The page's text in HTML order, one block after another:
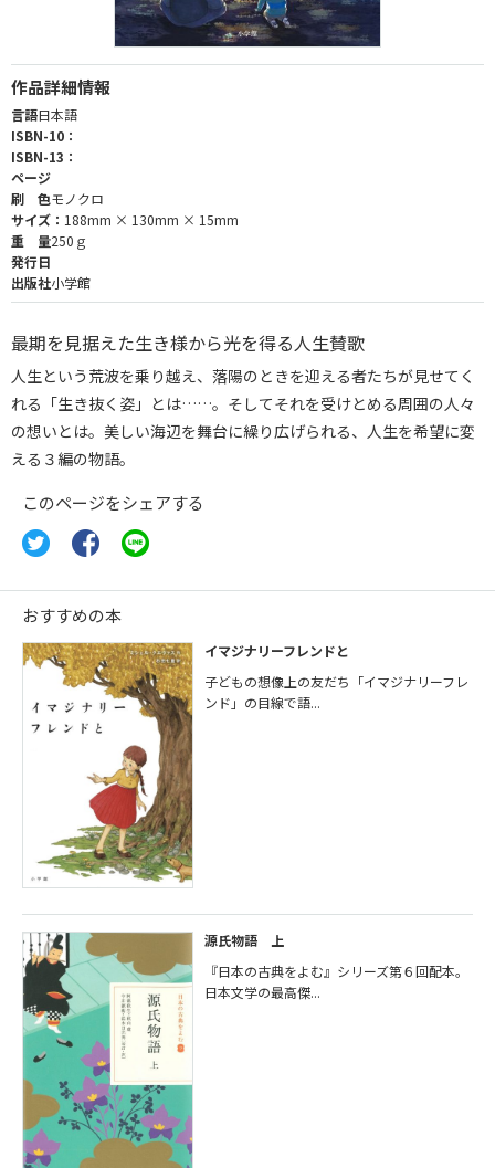
作品詳細情報
言語日本語
ISBN-10：
ISBN-13：
ページ
刷 色モノクロ
サイズ： 188mm × 130mm × 15mm
重 量250ｇ
発行日
出版社小学館
最期を見据えた生き様から光を得る人生賛歌
人生という荒波を乗り越え、落陽のときを迎える者たちが見せてく
れる「生き抜く姿」とは……。そしてそれを受けとめる周囲の人々
の想いとは。美しい海辺を舞台に繰り広げられる、人生を希望に変
える３編の物語。
このページをシェアする
おすすめの本
イマジナリーフレンドと
子どもの想像上の友だち「イマジナリーフレ
ンド」の目線で語...
源氏物語 上
『日本の古典をよむ』シリーズ第６回配本。
日本文学の最高傑...